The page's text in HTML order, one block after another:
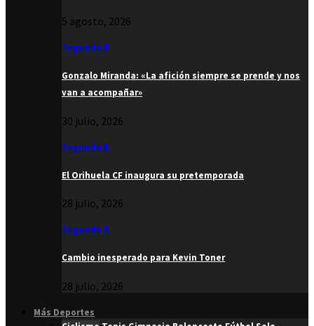
5 agosto, 2026
Segunda B
Gonzalo Miranda: «La afición siempre se prende y nos
van a acompañar»
30 julio, 2026
Segunda B
El Orihuela CF inaugura su pretemporada
28 julio, 2026
Segunda B
Cambio inesperado para Kevin Toner
28 julio, 2026
Más Deportes